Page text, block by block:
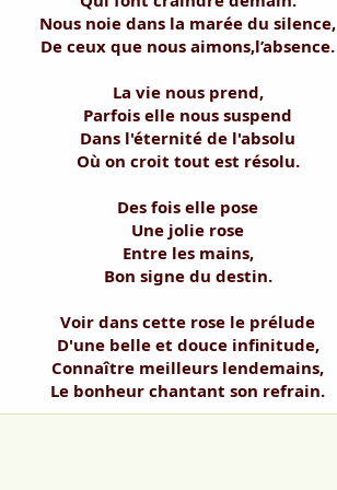
Nous noie dans la marée du silence,
De ceux que nous aimons,l’absence.
La vie nous prend,
Parfois elle nous suspend
Dans l'éternité de l'absolu
Où on croit tout est résolu.
Des fois elle pose
Une jolie rose
Entre les mains,
Bon signe du destin.
Voir dans cette rose le prélude
D'une belle et douce infinitude,
Connaître meilleurs lendemains,
Le bonheur chantant son refrain.